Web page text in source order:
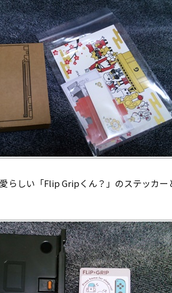
らしい「Flip Gripくん？」のステッカ